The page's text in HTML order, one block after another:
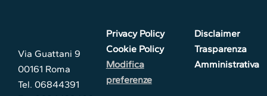
Via Guattani 9
00161 Roma
Tel. 06844391
Privacy Policy
Cookie Policy
Modifica
preferenze
Disclaimer
Trasparenza
Amministrativa